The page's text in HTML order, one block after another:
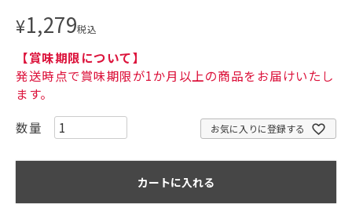
¥1,279税込
【賞味期限について】
発送時点で賞味期限が1か月以上の商品をお届けいたし
ます。
お気に入りに登録する
カートに入れる